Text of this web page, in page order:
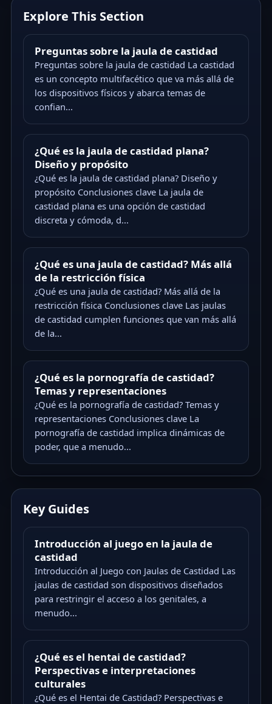
Explore This Section
Preguntas sobre la jaula de castidad
Preguntas sobre la jaula de castidad La castidad
es un concepto multifacético que va más allá de
los dispositivos físicos y abarca temas de
confian...
¿Qué es la jaula de castidad plana?
Diseño y propósito
¿Qué es la jaula de castidad plana? Diseño y
propósito Conclusiones clave La jaula de
castidad plana es una opción de castidad
discreta y cómoda, d...
¿Qué es una jaula de castidad? Más allá
de la restricción física
¿Qué es una jaula de castidad? Más allá de la
restricción física Conclusiones clave Las jaulas
de castidad cumplen funciones que van más allá
de la...
¿Qué es la pornografía de castidad?
Temas y representaciones
¿Qué es la pornografía de castidad? Temas y
representaciones Conclusiones clave La
pornografía de castidad implica dinámicas de
poder, que a menudo...
Key Guides
Introducción al juego en la jaula de
castidad
Introducción al Juego con Jaulas de Castidad Las
jaulas de castidad son dispositivos diseñados
para restringir el acceso a los genitales, a
menudo...
¿Qué es el hentai de castidad?
Perspectivas e interpretaciones
culturales
¿Qué es el Hentai de Castidad? Perspectivas e